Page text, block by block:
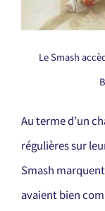
Le Smash
Au terme d’un
régulières sur
Smash
avaient bien